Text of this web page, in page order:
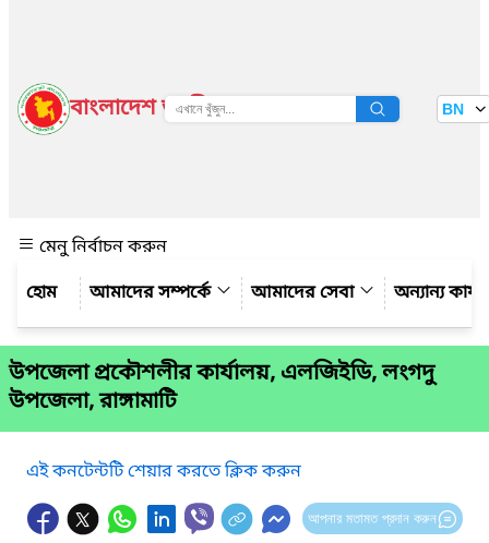
বাংলাদেশ জাতীয় তথ্য বাতায়ন BN
মেনু নির্বাচন করুন
আমাদের সম্পর্কে
আমাদের সেবা অন্যান্য
উপজেলা প্রকৌশলীর কার্যালয়, এলজিইডি, লংগদু
উপজেলা, রাঙ্গামাটি
এই কনটেন্টটি শেয়ার করতে ক্লিক করুন
আপনার মতামত প্রদান করুন